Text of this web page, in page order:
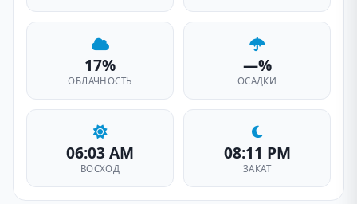
17%
ОБЛАЧНОСТЬ
—%
ОСАДКИ
06:03 AM
ВОСХОД
08:11 PM
ЗАКАТ